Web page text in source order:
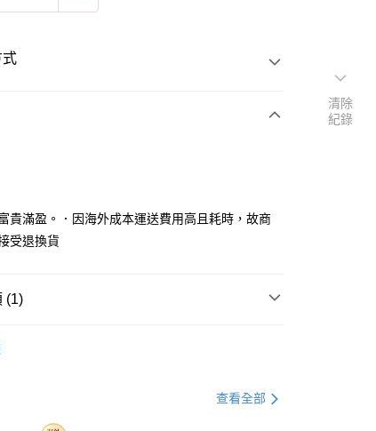
式
查看運費
貴滿盈。．因海外成本運送費用高且耗時，故商
受退換貨
(1)
查看全部
清除
紀錄